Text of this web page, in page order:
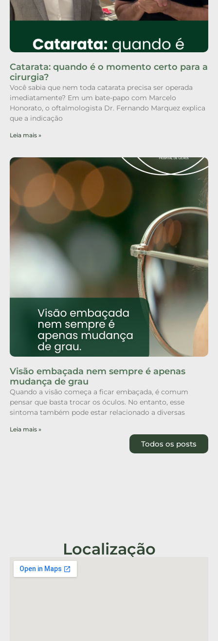
Catarata: quando é o momento certo para a
cirurgia?
Você sabia que nem toda catarata precisa ser operada
imediatamente? Em um bate-papo com Marcelo
Honorato, o oftalmologista Dr. Fernando Marquez explica
que a indicação
Leia mais »
Visão embaçada nem sempre é apenas
mudança de grau
Quando a visão começa a ficar embaçada, é comum
pensar que basta trocar os óculos. No entanto, esse
sintoma também pode estar relacionado a diversas
Leia mais »
Todos os posts
Localização